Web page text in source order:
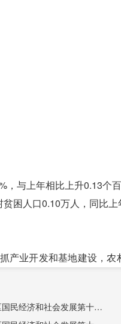
与上年相比上升0.13个百
困人口0.10万人，同比上
业开发和基地建设，农
（天津市）河北区国民经济和社会发展第十五个五年规划纲要